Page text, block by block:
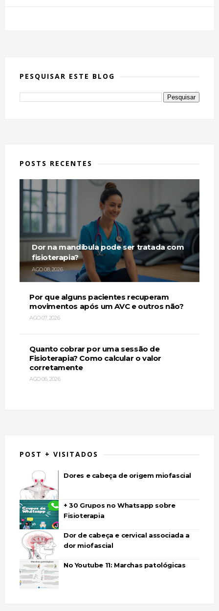
PESQUISAR ESTE BLOG
POSTS RECENTES
Dor na mandíbula pode ser tratada com
fisioterapia?
AGO 08, 2026
Por que alguns pacientes recuperam
movimentos após um AVC e outros não?
AGO 07, 2026
Quanto cobrar por uma sessão de
Fisioterapia? Como calcular o valor
corretamente
AGO 06, 2026
POST + VISITADOS
Dores e cabeça de origem miofascial
+ 30 Grupos no Whatsapp sobre
Fisioterapia
Dor de cabeça e cervical associada a
dor miofascial
No Youtube 11: Marchas patológicas